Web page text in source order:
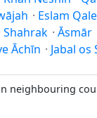
· Eslam
Shahrak · Āsmār
Āchīn · Jabal os
neighbouring